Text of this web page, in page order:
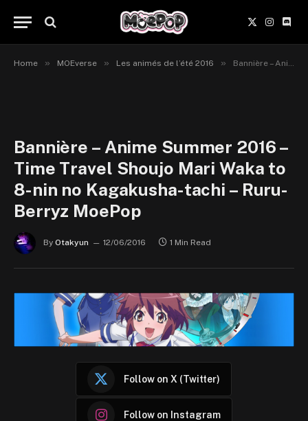
X
(Twitter)
Home » MOEverse » Les animés de l’été 2016 » Bannière – Anime Summer 2016 – Time Travel Shoujo Mari Waka to 8-nin no Kagakusha-tachi – Ruru-Berryz MoePop
Bannière – Anime Summer 2016 –
Time Travel Shoujo Mari Waka to
8-nin no Kagakusha-tachi – Ruru-
Berryz MoePop
By Otakyun 12/06/2016 1 Min Read
Follow on X (Twitter)
Follow on Instagram